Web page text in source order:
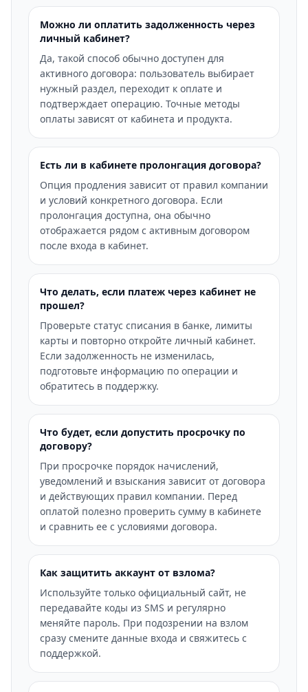
Можно ли оплатить задолженность через
личный кабинет?
Да, такой способ обычно доступен для
активного договора: пользователь выбирает
нужный раздел, переходит к оплате и
подтверждает операцию. Точные методы
оплаты зависят от кабинета и продукта.
Есть ли в кабинете пролонгация договора?
Опция продления зависит от правил компании
и условий конкретного договора. Если
пролонгация доступна, она обычно
отображается рядом с активным договором
после входа в кабинет.
Что делать, если платеж через кабинет не
прошел?
Проверьте статус списания в банке, лимиты
карты и повторно откройте личный кабинет.
Если задолженность не изменилась,
подготовьте информацию по операции и
обратитесь в поддержку.
Что будет, если допустить просрочку по
договору?
При просрочке порядок начислений,
уведомлений и взыскания зависит от договора
и действующих правил компании. Перед
оплатой полезно проверить сумму в кабинете
и сравнить ее с условиями договора.
Как защитить аккаунт от взлома?
Используйте только официальный сайт, не
передавайте коды из SMS и регулярно
меняйте пароль. При подозрении на взлом
сразу смените данные входа и свяжитесь с
поддержкой.